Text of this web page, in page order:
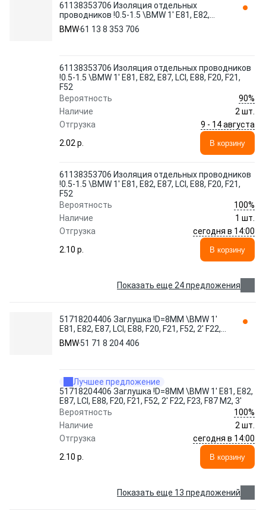
61138353706 Изоляция отдельных
проводников !0.5-1.5 \BMW 1' E81, E82,
E87, LCI, E88, F20, F21, F52
BMW61 13 8 353 706
61138353706 Изоляция отдельных проводников
!0.5-1.5 \BMW 1' E81, E82, E87, LCI, E88, F20, F21,
F52
Вероятность
90%
Наличие
2 шт.
Отгрузка
9 - 14 августа
2.02 p.
В корзину
61138353706 Изоляция отдельных проводников
!0.5-1.5 \BMW 1' E81, E82, E87, LCI, E88, F20, F21,
F52
Вероятность
100%
Наличие
1 шт.
Отгрузка
сегодня в 14:00
2.10 p.
В корзину
Показать еще 24 предложения
51718204406 Заглушка !D=8MM \BMW 1'
E81, E82, E87, LCI, E88, F20, F21, F52, 2' F22,
F23, F87 M2, 3'
BMW51 71 8 204 406
Лучшее предложение
51718204406 Заглушка !D=8MM \BMW 1' E81, E82,
E87, LCI, E88, F20, F21, F52, 2' F22, F23, F87 M2, 3'
Вероятность
100%
Наличие
2 шт.
Отгрузка
сегодня в 14:00
2.10 p.
В корзину
Показать еще 13 предложений